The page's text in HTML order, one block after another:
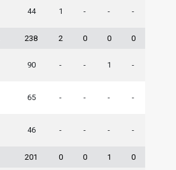
44 1 - - -
238 2 0 0 0
90 - - 1 -
65 - - - -
46 - - - -
201 0 0 1 0